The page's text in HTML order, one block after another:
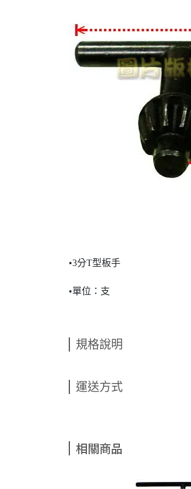
•3分T型板手
•單位：支
規格說明
運送方式
相關商品